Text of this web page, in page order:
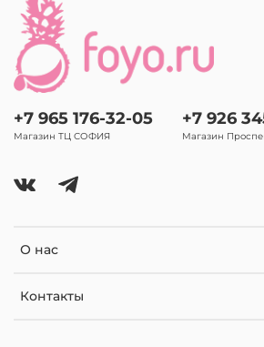
О нас
Контакты
+7 965 176-32-05
Магазин ТЦ СОФИЯ
+7 926
Магазин